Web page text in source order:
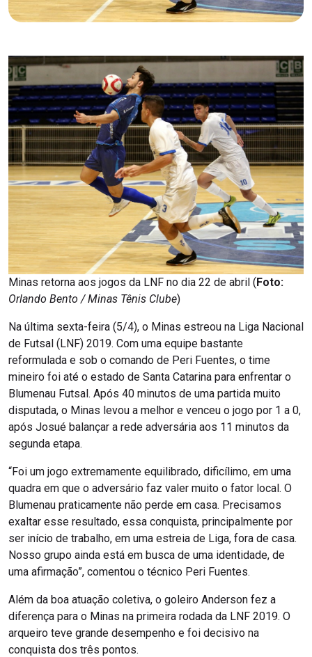
Minas retorna aos jogos da LNF no dia 22 de abril (Foto:
Orlando Bento / Minas Tênis Clube)
Na última sexta-feira (5/4), o Minas estreou na Liga Nacional
de Futsal (LNF) 2019. Com uma equipe bastante
reformulada e sob o comando de Peri Fuentes, o time
mineiro foi até o estado de Santa Catarina para enfrentar o
Blumenau Futsal. Após 40 minutos de uma partida muito
disputada, o Minas levou a melhor e venceu o jogo por 1 a 0,
após Josué balançar a rede adversária aos 11 minutos da
segunda etapa.
“Foi um jogo extremamente equilibrado, dificílimo, em uma
quadra em que o adversário faz valer muito o fator local. O
Blumenau praticamente não perde em casa. Precisamos
exaltar esse resultado, essa conquista, principalmente por
ser início de trabalho, em uma estreia de Liga, fora de casa.
Nosso grupo ainda está em busca de uma identidade, de
uma afirmação”, comentou o técnico Peri Fuentes.
Além da boa atuação coletiva, o goleiro Anderson fez a
diferença para o Minas na primeira rodada da LNF 2019. O
arqueiro teve grande desempenho e foi decisivo na
conquista dos três pontos.